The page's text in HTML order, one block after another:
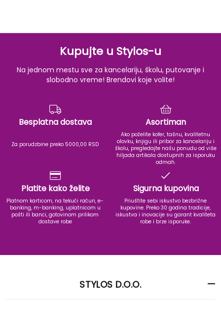
Kupujte u Stylos-u
Na jednom mestu sve za kancelariju, školu, putovanje i
slobodno vreme! Brendovi koje volite!
Besplatna dostava
Za porudzbine preko 5000,00 RSD
Asortiman
Ako poželite kofer, tašnu, kvalitetnu
olovku, knjigu ili pribor za kancelariju i
školu, pregledajte našu ponudu od više
hiljada artikala dostupnih za isporuku
odmah.
Platite kako želite
Platnom karticom, na tekući račun, e-
banking, m-banking, uplatnicom u
pošti ili banci, gotovinom prilikom
dostave robe
Sigurna kupovina
Priuštite sebi iskustvo bezbrižne
kupovine. Preko 30 godina tradicije,
iskustva i inovacije su garant kvaliteta
robe i brze isporuke.
STYLOS D.O.O.